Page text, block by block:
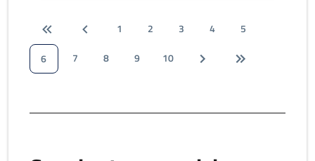
1 2 3 4
5
6
7 8 9 10